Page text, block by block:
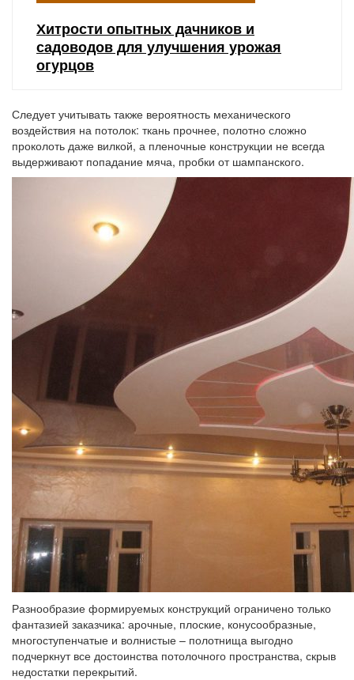
Хитрости опытных дачников и
садоводов для улучшения урожая
огурцов
Следует учитывать также вероятность механического
воздействия на потолок: ткань прочнее, полотно сложно
проколоть даже вилкой, а пленочные конструкции не всегда
выдерживают попадание мяча, пробки от шампанского.
Разнообразие формируемых конструкций ограничено только
фантазией заказчика: арочные, плоские, конусообразные,
многоступенчатые и волнистые – полотнища выгодно
подчеркнут все достоинства потолочного пространства, скрыв
недостатки перекрытий.